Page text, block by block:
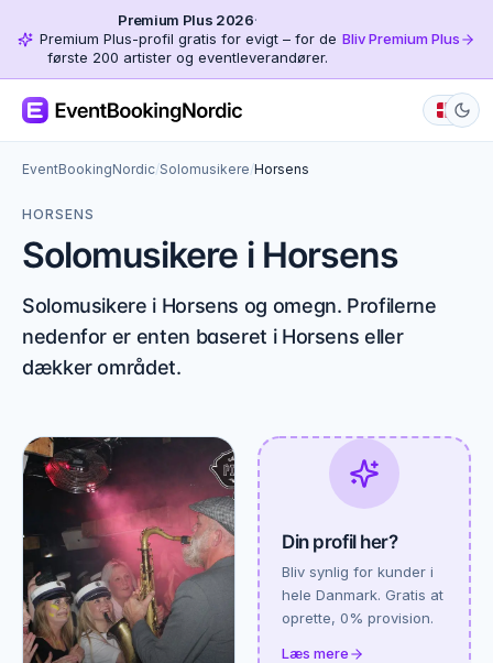
Premium Plus 2026·
Premium Plus-profil gratis for evigt – for de
første 200 artister og eventleverandører.
Bliv Premium Plus
EventBookingNordic/Solomusikere/Horsens
HORSENS
Solomusikere i Horsens
Solomusikere i Horsens og omegn. Profilerne
nedenfor er enten baseret i Horsens eller
dækker området.
Din profil her?
Bliv synlig for kunder i
hele Danmark. Gratis at
oprette, 0% provision.
Læs mere